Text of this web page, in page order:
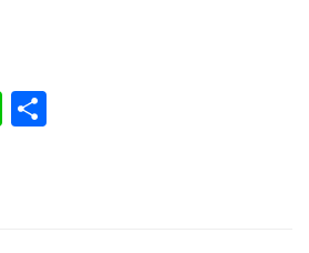
Li